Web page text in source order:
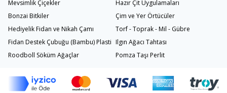
Mevsimlik Çiçekler
Hazır Çit Uygulamaları
Bonzai Bitkiler
Çim ve Yer Örtücüler
Hediyelik Fidan ve Nikah Çamı
Torf - Toprak - Mil - Gübre
Fidan Destek Çubuğu (Bambu) Plastik Bağlama İpi
Ilgın Ağacı Tahtası
Roodboll Söküm Ağaçlar
Pomza Taşı Perlit